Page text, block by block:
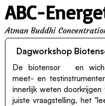
ABC-
Atman Buddhi
Dagworkshop
Debiotensor
en
meet- en
innerlijk weten
juiste vraagstelling, het